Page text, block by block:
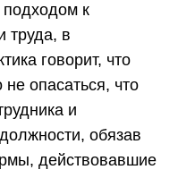
к
труда, в
говорит, что
опасаться, что
и
обязав
действовавшие